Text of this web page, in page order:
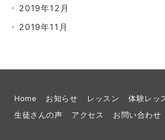
2019年12月
2019年11月
Home お知らせ レッスン 体験レッ
生徒さんの声
アクセス お問い合わせ